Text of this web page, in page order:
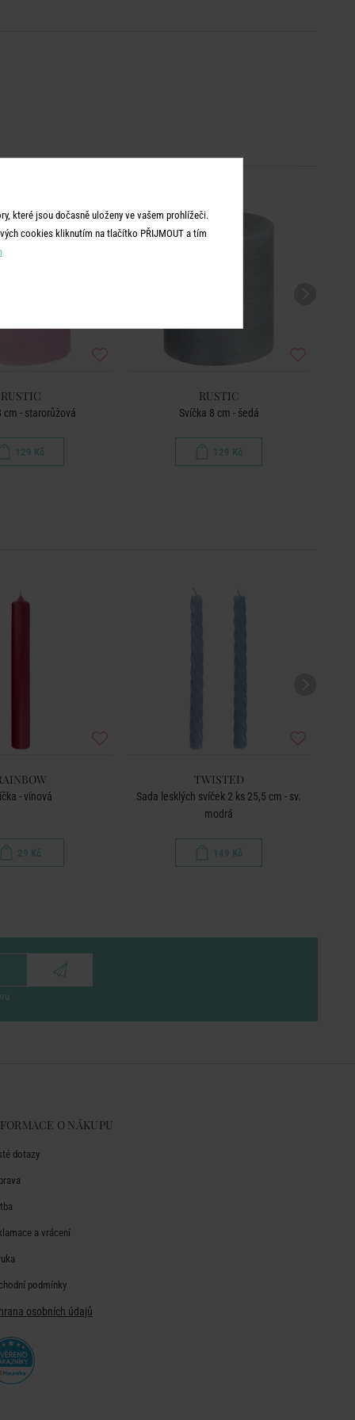
RUSTIC
cm - starorůžová
129 Kč
RUSTIC
Svíčka 8 cm - šedá
129 Kč
- vínová
29 Kč
TWISTED
Sada lesklých svíček 2 ks 25,5 cm - sv.
modrá
149 Kč
O NÁKUPU
dotazy
a vrácení
podmínky
osobních údajů
které jsou dočasně uloženy ve vašem prohlížeči.
cookies kliknutím na tlačítko PŘIJMOUT a tím